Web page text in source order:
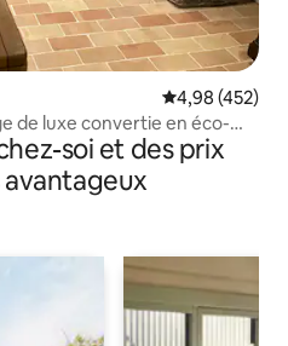
Note
4,98 (452)
de luxe convertie en éco-
soi et des prix